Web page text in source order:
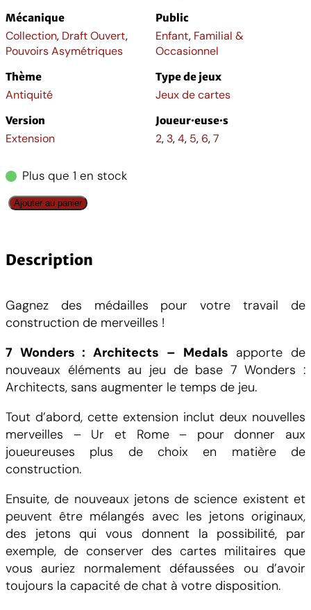
Mécanique
Collection, Draft Ouvert,
Pouvoirs Asymétriques
Public
Enfant, Familial &
Occasionnel
Thème
Antiquité
Type de jeux
Jeux de cartes
Version
Extension
Joueur·euse·s
2, 3,4, 5, 6,7
Plus que 1 en stock
q
n
t
é
e
7
W
o
n
d
e
s
A
r
c
h
i
Ajouter au panier
Description
Gagnez des médailles pour votre travail de
construction de merveilles !
7 Wonders : Architects – Medals apporte de
nouveaux éléments au jeu de base 7 Wonders :
Architects, sans augmenter le temps de jeu.
Tout d’abord, cette extension inclut deux nouvelles
merveilles – Ur et Rome – pour donner aux
joueureuses plus de choix en matière de
construction.
Ensuite, de nouveaux jetons de science existent et
peuvent être mélangés avec les jetons originaux,
des jetons qui vous donnent la possibilité, par
exemple, de conserver des cartes militaires que
vous auriez normalement défaussées ou d’avoir
toujours la capacité de chat à votre disposition.